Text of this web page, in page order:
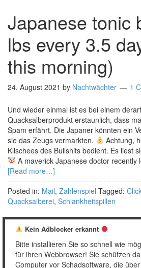
Japanese tonic
lbs every 3.5
this morning)
24. August 2021 by Nachtwächter 1
Und wieder einmal ist es bei einem
Quacksalberprodukt erstaunlich, dass
Spam erfährt. Die Japaner könnten ein
sie das Zeugs vermarkten.
Achtung,
Klischees des Bullshits bedient. Es liest
A maverick Japanese doctor
[Read more…]
Posted in: Mail, Zahlenspiel Tagged:
Quacksalberei, Schlankheitspillen
1 2 … 4 Weiter »
Kein Adblocker erkannt
Bitte installieren Sie so schnell wie
für ihren Webbrowser! Sie schützen
Computer vor Schadsoftware, die über